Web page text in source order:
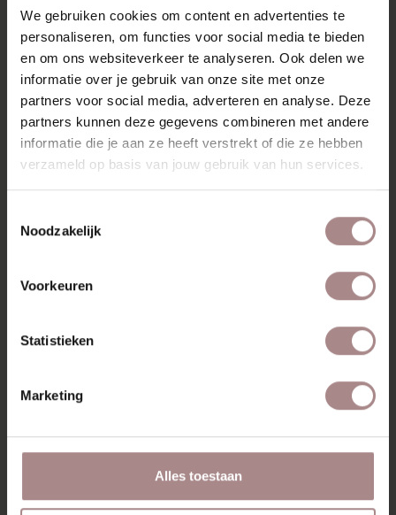
We gebruiken cookies om content en advertenties te
personaliseren, om functies voor social media te bieden
en om ons websiteverkeer te analyseren. Ook delen we
informatie over je gebruik van onze site met onze
partners voor social media, adverteren en analyse. Deze
partners kunnen deze gegevens combineren met andere
informatie die je aan ze heeft verstrekt of die ze hebben
verzameld op basis van jouw gebruik van hun services.
Noodzakelijk
Voorkeuren
Statistieken
Marketing
Alles toestaan
SINNI COUNTER BARSTOEL WALNOOT |
ZITTING LINEN
VANAF€ 199,00